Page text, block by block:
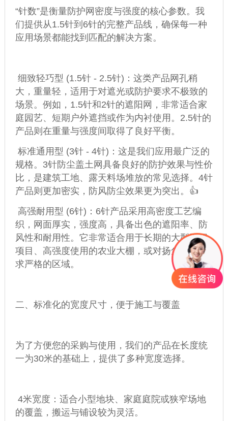
“针数”是衡量防护网密度与强度的核心参数。我
们提供从1.5针到6针的完整产品线，确保每一种
应用场景都能找到匹配的解决方案。
细致轻巧型 (1.5针 - 2.5针)：这类产品网孔稍
大，重量轻，适用于对遮光或防护要求不极致的
场景。例如，1.5针和2针的遮阳网，非常适合家
庭园艺、短期户外遮挡或作为内衬使用。2.5针的
产品则在重量与强度间取得了良好平衡。
标准通用型 (3针 - 4针)：这是我们应用最广泛的
规格。3针防尘盖土网具备良好的防护效果与性价
比，是建筑工地、露天料场堆放的常见选择。4针
产品则更加密实，防风防尘效果更为突出。👍
高强耐用型 (6针)：6针产品采用高密度工艺编
织，网面厚实，强度高，具备出色的遮阳率、防
风性和耐用性。它非常适合用于长期的大型工程
项目、高强度使用的农业大棚，或对扬尘控制要
求严格的区域。
二、标准化的宽度尺寸，便于施工与覆盖
为了方便您的采购与使用，我们的产品在长度统
一为30米的基础上，提供了多种宽度选择。
4米宽度：适合小型地块、家庭庭院或狭窄场地
的覆盖，搬运与铺设较为灵活。